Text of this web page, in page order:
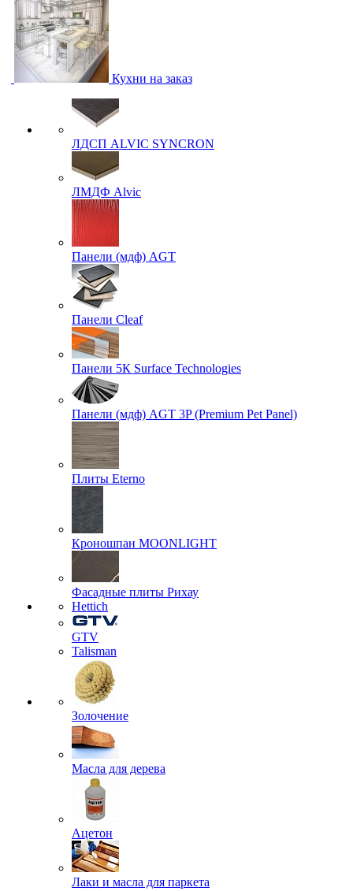
Кухни на заказ
ЛДСП ALVIC SYNCRON
ЛМДФ Alvic
Панели (мдф) AGT
Панели Cleaf
Панели 5К Surface Technologies
Панели (мдф) AGT 3P (Premium Pet Panel)
Плиты Eterno
Кроношпан MOONLIGHT
Фасадные плиты Рихау
Hettich
GTV
Talisman
Золочение
Масла для дерева
Ацетон
Лаки и масла для паркета